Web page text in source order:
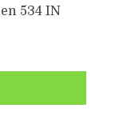
534 IN